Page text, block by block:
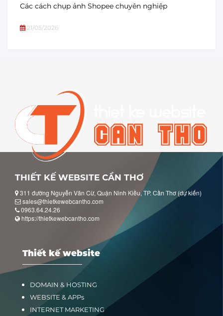
Các cách chụp ảnh Shopee chuyên nghiệp
21/05/2026
THIẾT KẾ WEBSITE CẦN THƠ
311 đường Nguyễn Văn Cừ, Quận Ninh Kiều, TP. Cần Thơ (dự kiến)
sales@thietkewebcantho.com
0963.64.24.26
https://thietkewebcantho.com
Thiết kế website
DOMAIN & HOSTING
WEBSITE & APPs
INTERNET MARKETING